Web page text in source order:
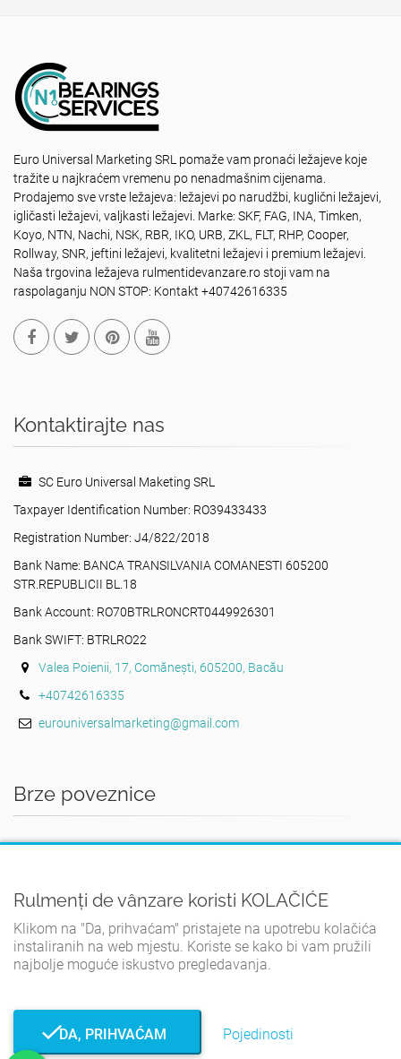
Euro Universal Marketing SRL pomaže vam pronaći ležajeve koje
tražite u najkraćem vremenu po nenadmašnim cijenama.
Prodajemo sve vrste ležajeva: ležajevi po narudžbi, kuglični ležajevi,
igličasti ležajevi, valjkasti ležajevi. Marke: SKF, FAG, INA, Timken,
Koyo, NTN, Nachi, NSK, RBR, IKO, URB, ZKL, FLT, RHP, Cooper,
Rollway, SNR, jeftini ležajevi, kvalitetni ležajevi i premium ležajevi.
Naša trgovina ležajeva rulmentidevanzare.ro stoji vam na
raspolaganju NON STOP: Kontakt +40742616335
Kontaktirajte nas
SC Euro Universal Maketing SRL
Taxpayer Identification Number: RO39433433
Registration Number: J4/822/2018
Bank Name: BANCA TRANSILVANIA COMANESTI 605200
STR.REPUBLICII BL.18
Bank Account: RO70BTRLRONCRT0449926301
Bank SWIFT: BTRLRO22
Valea Poienii, 17, Comănești, 605200, Bacău
+40742616335
eurouniversalmarketing@gmail.com
Brze poveznice
POLITIKA PRIVATNOSTI
PRAVILA O KOLAČIĆIMA
KONTAKT
Rulmenți de vânzare koristi KOLAČIĆE
Klikom na "Da, prihvaćam" pristajete na upotrebu kolačića
instaliranih na web mjestu. Koriste se kako bi vam pružili
najbolje moguće iskustvo pregledavanja.
DA, PRIHVAĆAM Pojedinosti